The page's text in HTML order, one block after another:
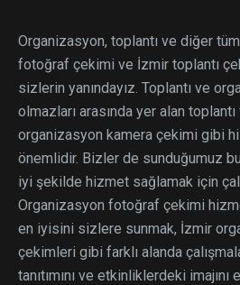
Organizasyon, toplantı ve diğer
fotoğraf çekimi ve İzmir toplantı
sizlerin yanındayız. Toplantı ve
olmazları arasında yer alan
organizasyon kamera çekimi gibi
önemlidir. Bizler de sunduğumuz
iyi şekilde hizmet sağlamak için
Organizasyon fotoğraf çekimi
en iyisini sizlere sunmak, İzmir
çekimleri gibi farklı alanda
tanıtımını ve etkinliklerdeki